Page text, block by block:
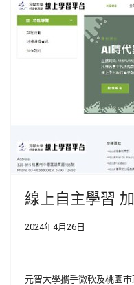
線上自主學習
2024年4月26日
元智大學攜手微軟及桃園